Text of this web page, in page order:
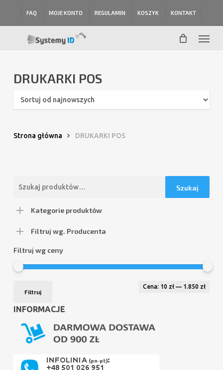
FAQ MOJE KONTO REGULAMIN KOSZYK KONTAKT
Menu
DRUKARKI POS
Strona główna DRUKARKI POS
Szukaj
Kategorie produktów
Filtruj wg. Producenta
Filtruj wg ceny
Filtruj
Cena: 10 zł — 1.850 zł
INFORMACJE